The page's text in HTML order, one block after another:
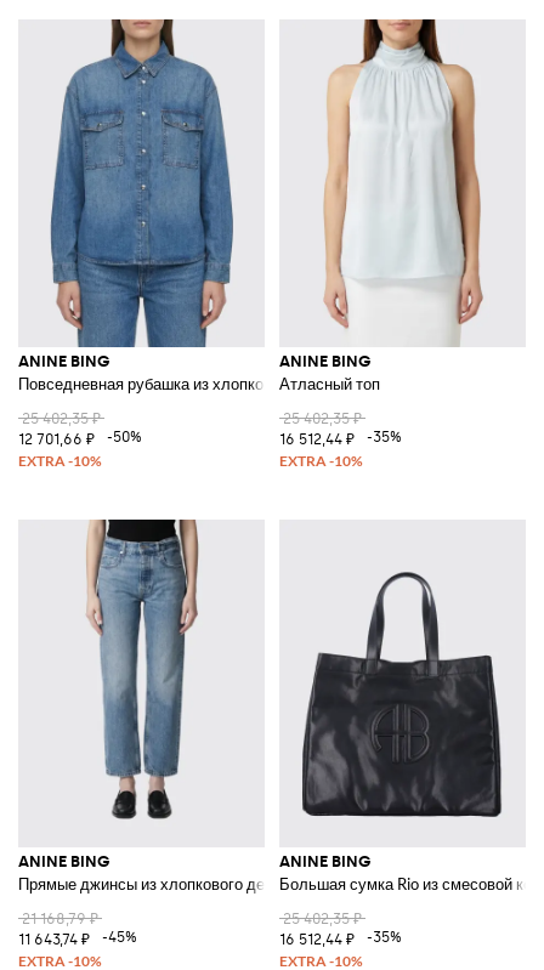
ANINE BING
Повседневная рубашка из хлопкового денима
25 402,35 ₽
12 701,66 ₽
-50%
ANINE BING
Атласный топ
25 402,35 ₽
16 512,44 ₽
-35%
ANINE BING
Прямые джинсы из хлопкового денима
21 168,79 ₽
11 643,74 ₽
-45%
ANINE BING
Большая сумка Rio из смесовой
25 402,35 ₽
16 512,44 ₽
-35%